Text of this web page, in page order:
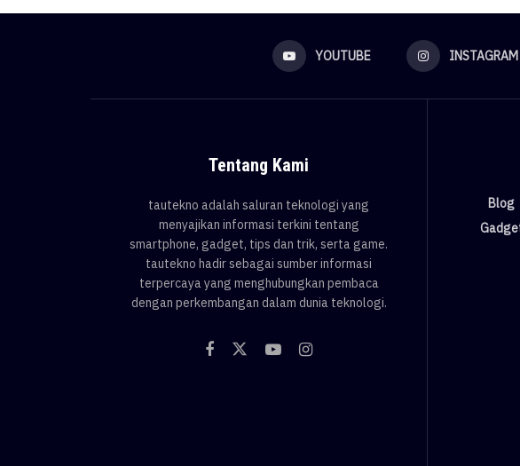
YOUTUBE INSTAGRAM
Tentang Kami
tautekno adalah saluran teknologi yang
menyajikan informasi terkini tentang
smartphone, gadget, tips dan trik, serta game.
tautekno hadir sebagai sumber informasi
terpercaya yang menghubungkan pembaca
dengan perkembangan dalam dunia teknologi.
Blog